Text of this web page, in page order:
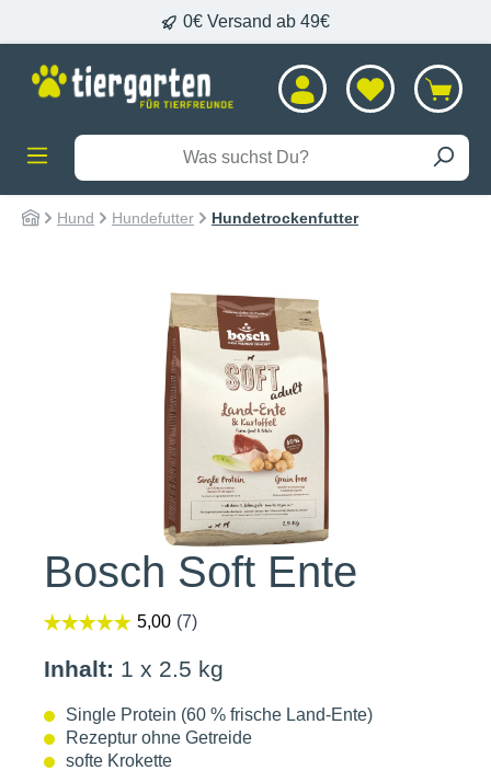
0€ Versand ab 49€
Hund Hundefutter Hundetrockenfutter
Bildergalerie überspringen
Bosch Soft Ente
Inhalt: 1 x 2.5 kg
Single Protein (60 % frische Land-Ente)
Rezeptur ohne Getreide
softe Krokette